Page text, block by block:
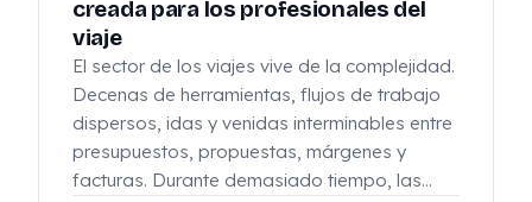
creada para los profesionales del
viaje
El sector de los viajes vive de la complejidad.
Decenas de herramientas, flujos de trabajo
dispersos, idas y venidas interminables entre
presupuestos, propuestas, márgenes y
facturas. Durante demasiado tiempo, las…